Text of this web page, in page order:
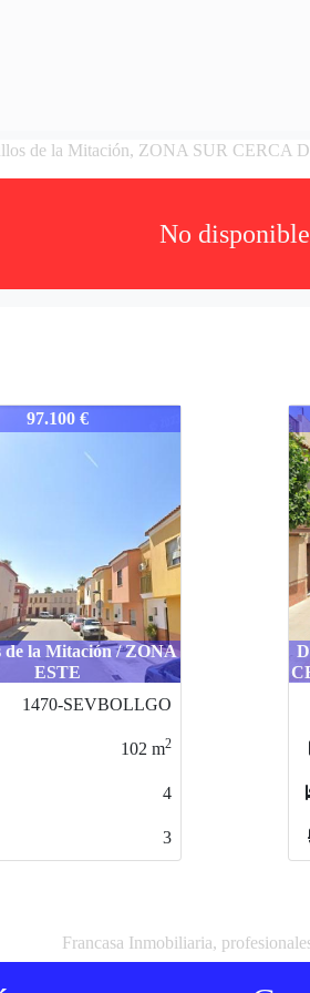
de la Mitación, ZONA SUR
No disponible
97.100 €
de la Mitación / ZONA
ESTE
1470-SEVBOLLGO
102 m2
4
3
Francasa Inmobiliaria,